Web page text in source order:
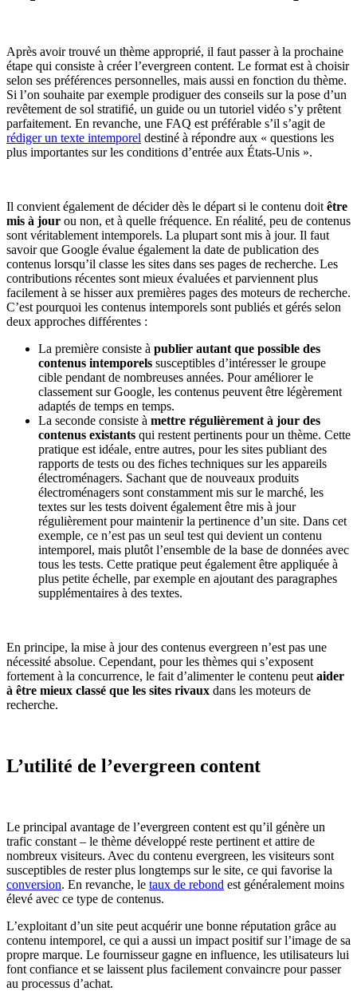
Après avoir trouvé un thème approprié, il faut passer à la prochaine
étape qui consiste à créer l’evergreen content. Le format est à choisir
selon ses préférences personnelles, mais aussi en fonction du thème.
Si l’on souhaite par exemple prodiguer des conseils sur la pose d’un
revêtement de sol stratifié, un guide ou un tutoriel vidéo s’y prêtent
parfaitement. En revanche, une FAQ est préférable s’il s’agit de
rédiger un texte intemporel destiné à répondre aux « questions les
plus importantes sur les conditions d’entrée aux États-Unis ».
Il convient également de décider dès le départ si le contenu doit être
mis à jour ou non, et à quelle fréquence. En réalité, peu de contenus
sont véritablement intemporels. La plupart sont mis à jour. Il faut
savoir que Google évalue également la date de publication des
contenus lorsqu’il classe les sites dans ses pages de recherche. Les
contributions récentes sont mieux évaluées et parviennent plus
facilement à se hisser aux premières pages des moteurs de recherche.
C’est pourquoi les contenus intemporels sont publiés et gérés selon
deux approches différentes :
La première consiste à publier autant que possible des
contenus intemporels susceptibles d’intéresser le groupe
cible pendant de nombreuses années. Pour améliorer le
classement sur Google, les contenus peuvent être légèrement
adaptés de temps en temps.
La seconde consiste à mettre régulièrement à jour des
contenus existants qui restent pertinents pour un thème. Cette
pratique est idéale, entre autres, pour les sites publiant des
rapports de tests ou des fiches techniques sur les appareils
électroménagers. Sachant que de nouveaux produits
électroménagers sont constamment mis sur le marché, les
textes sur les tests doivent également être mis à jour
régulièrement pour maintenir la pertinence d’un site. Dans cet
exemple, ce n’est pas un seul test qui devient un contenu
intemporel, mais plutôt l’ensemble de la base de données avec
tous les tests. Cette pratique peut également être appliquée à
plus petite échelle, par exemple en ajoutant des paragraphes
supplémentaires à des textes.
En principe, la mise à jour des contenus evergreen n’est pas une
nécessité absolue. Cependant, pour les thèmes qui s’exposent
fortement à la concurrence, le fait d’alimenter le contenu peut aider
à être mieux classé que les sites rivaux dans les moteurs de
recherche.
L’utilité de l’evergreen content
Le principal avantage de l’evergreen content est qu’il génère un
trafic constant – le thème développé reste pertinent et attire de
nombreux visiteurs. Avec du contenu evergreen, les visiteurs sont
susceptibles de rester plus longtemps sur le site, ce qui favorise la
conversion. En revanche, le taux de rebond est généralement moins
élevé avec ce type de contenus.
L’exploitant d’un site peut acquérir une bonne réputation grâce au
contenu intemporel, ce qui a aussi un impact positif sur l’image de sa
propre marque. Le fournisseur gagne en influence, les utilisateurs lui
font confiance et se laissent plus facilement convaincre pour passer
au processus d’achat.